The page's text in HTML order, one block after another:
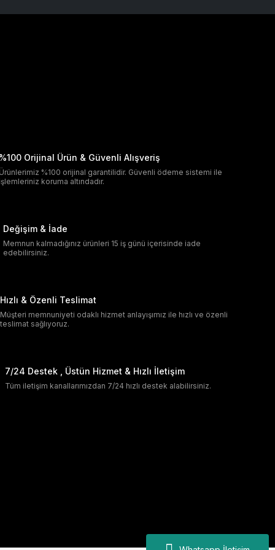
%100 Orijinal Ürün & Güvenli Alışveriş
Ürünlerimiz %100 orijinal garantilidir. Güvenli ödeme sistemi ile
işlemleriniz koruma altındadır.
Değişim & İade
Memnun kalmadığınız ürünleri 15 iş günü içerisinde iade
edebilirsiniz.
Hızlı & Özenli Teslimat
Müşteri memnuniyeti odaklı hizmet anlayışımız ile hızlı ve özenli
teslimat sağlıyoruz.
7/24 Destek , Üstün Hizmet & Hızlı İletişim
Tüm iletişim kanallarımızdan 7/24 hızlı destek alabilirsiniz.